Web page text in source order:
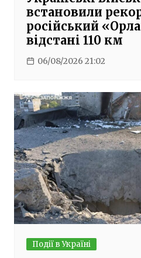
встановили
російський
відстані 110 км
06/08/2026 21:02
Події в Україні